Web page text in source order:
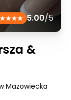
5.00/5
&
Mazowiecka